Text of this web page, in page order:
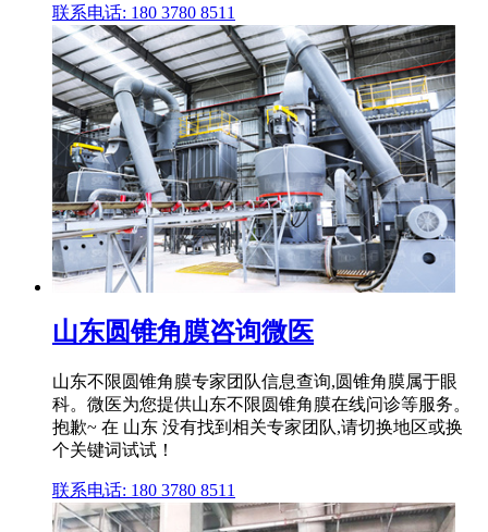
联系电话: 180 3780 8511
山东圆锥角膜咨询微医
山东不限圆锥角膜专家团队信息查询,圆锥角膜属于眼
科。微医为您提供山东不限圆锥角膜在线问诊等服务。
抱歉~ 在 山东 没有找到相关专家团队,请切换地区或换
个关键词试试！
联系电话: 180 3780 8511